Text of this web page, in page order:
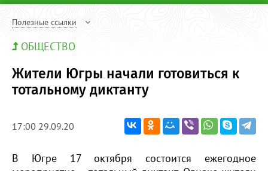
Полезные ссылки
ОБЩЕСТВО
Жители Югры начали готовиться к
тотальному диктанту
17:00 29.09.20
В Югре 17 октября состоится ежегодное